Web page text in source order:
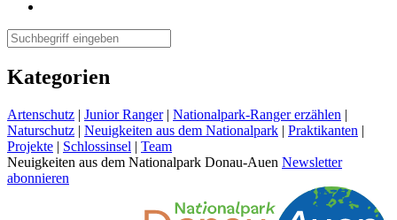
Kategorien
Artenschutz | Junior Ranger | Nationalpark-Ranger erzählen |
Naturschutz | Neuigkeiten aus dem Nationalpark | Praktikanten |
Projekte | Schlossinsel | Team
Neuigkeiten aus dem Nationalpark Donau-Auen Newsletter
abonnieren